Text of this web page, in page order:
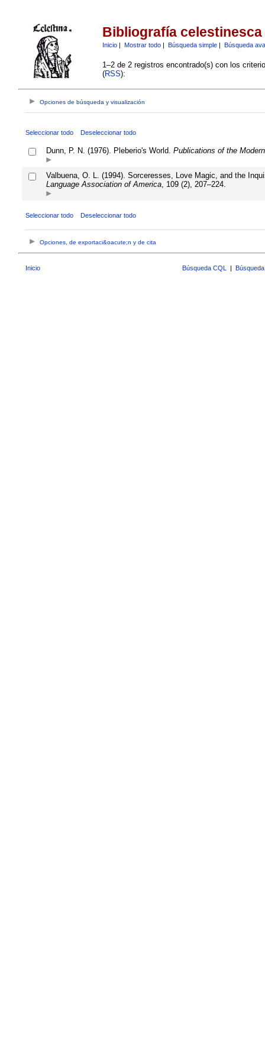
Bibliografía celestinesca
Inicio| Mostrar todo| Búsqueda simple| Búsqueda
1–2 de 2 registros encontrado(s) con los
(RSS):
Opciones de búsqueda y visualización
Seleccionar todo Deseleccionar todo
Dunn, P. N. (1976). Pleberio's World. Publications of the
Valbuena, O. L. (1994). Sorceresses, Love Magic, and the
Language Association of America, 109 (2), 207–224.
Seleccionar todo Deseleccionar todo
Opciones, de exportaci&oacute;n y de cita
Inicio Búsqueda CQL |